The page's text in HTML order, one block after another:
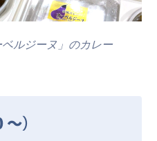
ルジーヌ」のカレー
）